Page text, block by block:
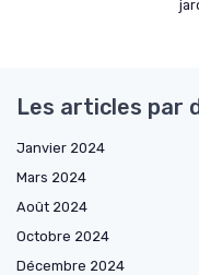
Les articles par
Janvier 2024
Mars 2024
Août 2024
Octobre 2024
Décembre 2024